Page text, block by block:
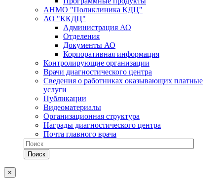
АНМО "Поликлиника КДЦ"
АО "ККДЦ"
Администрация АО
Отделения
Документы АО
Корпоративная информация
Контролирующие организации
Врачи диагностического центра
Сведения о работниках оказывающих платные
услуги
Публикации
Видеоматериалы
Организационная структура
Награды диагностического центра
Почта главного врача
×